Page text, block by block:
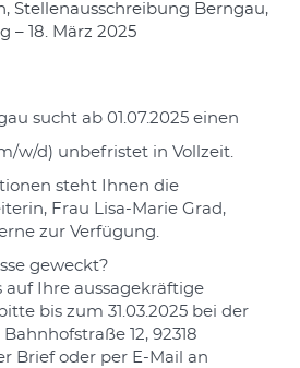
Stellenausschreibung Berngau,
– 18. März 2025
sucht ab 01.07.2025 einen
w/d) unbefristet in Vollzeit.
steht Ihnen die
Frau Lisa-Marie Grad,
zur Verfügung.
geweckt?
auf Ihre aussagekräftige
bis zum 31.03.2025 bei der
12, 92318
Brief oder per E-Mail an